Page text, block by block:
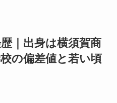
｜出身は横須賀商
の偏差値と若い頃